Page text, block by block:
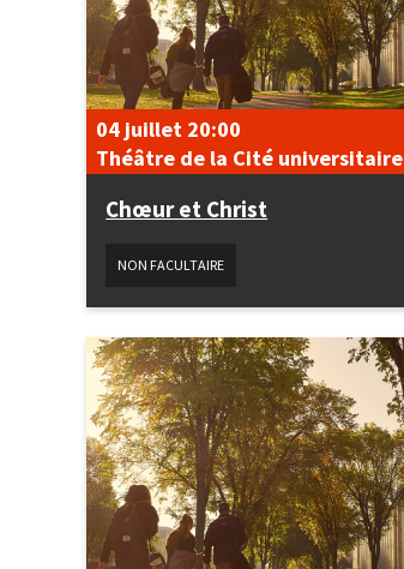
Chœur et Christ
04 juillet 20:00
Théâtre de la Cité universitaire
NON FACULTAIRE